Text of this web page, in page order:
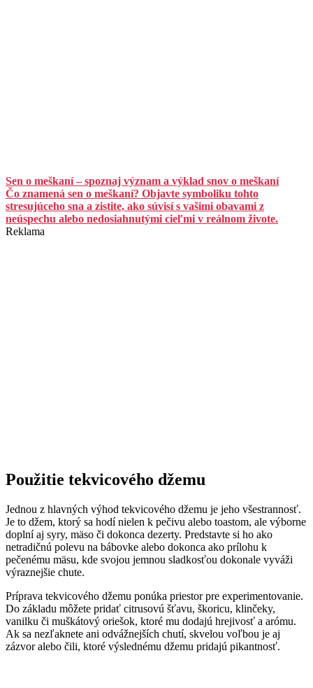
Sen o meškaní – spoznaj význam a výklad snov o meškaní
Čo znamená sen o meškaní? Objavte symboliku tohto
stresujúceho sna a zistite, ako súvisí s vašimi obavami z
neúspechu alebo nedosiahnutými cieľmi v reálnom živote.
Reklama
Použitie tekvicového džemu
Jednou z hlavných výhod tekvicového džemu je jeho všestrannosť.
Je to džem, ktorý sa hodí nielen k pečivu alebo toastom, ale výborne
doplní aj syry, mäso či dokonca dezerty. Predstavte si ho ako
netradičnú polevu na bábovke alebo dokonca ako prílohu k
pečenému mäsu, kde svojou jemnou sladkosťou dokonale vyváži
výraznejšie chute.
Príprava tekvicového džemu ponúka priestor pre experimentovanie.
Do základu môžete pridať citrusovú šťavu, škoricu, klinčeky,
vanilku či muškátový oriešok, ktoré mu dodajú hrejivosť a arómu.
Ak sa nezľaknete ani odvážnejších chutí, skvelou voľbou je aj
zázvor alebo čili, ktoré výslednému džemu pridajú pikantnosť.